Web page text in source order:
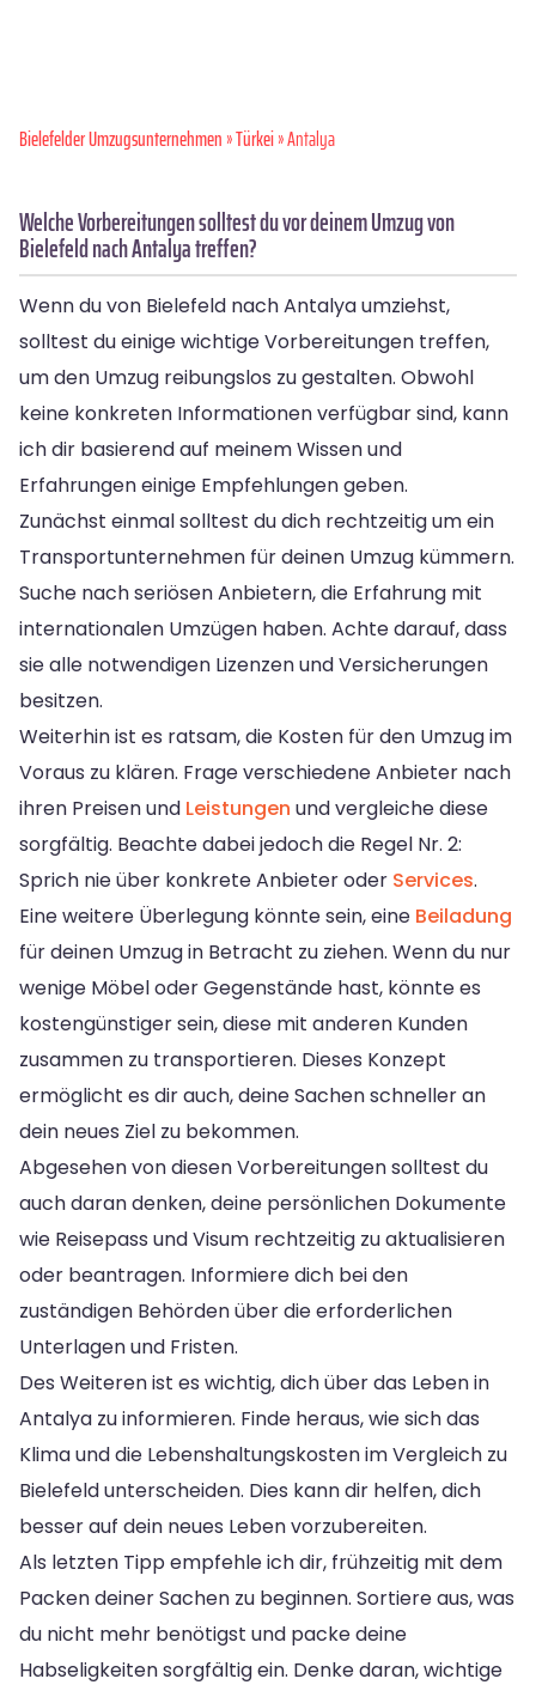
Bielefelder Umzugsunternehmen»Türkei» Antalya
Welche Vorbereitungen solltest du vor deinem Umzug von
Bielefeld nach Antalya treffen?
Wenn du von Bielefeld nach Antalya umziehst,
solltest du einige wichtige Vorbereitungen treffen,
um den Umzug reibungslos zu gestalten. Obwohl
keine konkreten Informationen verfügbar sind, kann
ich dir basierend auf meinem Wissen und
Erfahrungen einige Empfehlungen geben.
Zunächst einmal solltest du dich rechtzeitig um ein
Transportunternehmen für deinen Umzug kümmern.
Suche nach seriösen Anbietern, die Erfahrung mit
internationalen Umzügen haben. Achte darauf, dass
sie alle notwendigen Lizenzen und Versicherungen
besitzen.
Weiterhin ist es ratsam, die Kosten für den Umzug im
Voraus zu klären. Frage verschiedene Anbieter nach
ihren Preisen und Leistungen und vergleiche diese
sorgfältig. Beachte dabei jedoch die Regel Nr. 2:
Sprich nie über konkrete Anbieter oder Services.
Eine weitere Überlegung könnte sein, eine Beiladung
für deinen Umzug in Betracht zu ziehen. Wenn du nur
wenige Möbel oder Gegenstände hast, könnte es
kostengünstiger sein, diese mit anderen Kunden
zusammen zu transportieren. Dieses Konzept
ermöglicht es dir auch, deine Sachen schneller an
dein neues Ziel zu bekommen.
Abgesehen von diesen Vorbereitungen solltest du
auch daran denken, deine persönlichen Dokumente
wie Reisepass und Visum rechtzeitig zu aktualisieren
oder beantragen. Informiere dich bei den
zuständigen Behörden über die erforderlichen
Unterlagen und Fristen.
Des Weiteren ist es wichtig, dich über das Leben in
Antalya zu informieren. Finde heraus, wie sich das
Klima und die Lebenshaltungskosten im Vergleich zu
Bielefeld unterscheiden. Dies kann dir helfen, dich
besser auf dein neues Leben vorzubereiten.
Als letzten Tipp empfehle ich dir, frühzeitig mit dem
Packen deiner Sachen zu beginnen. Sortiere aus, was
du nicht mehr benötigst und packe deine
Habseligkeiten sorgfältig ein. Denke daran, wichtige